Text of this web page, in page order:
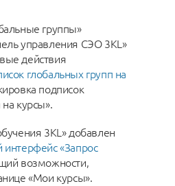
группы»
управления СЭО 3KL»
действия
глобальных групп на
подписок
курсы».
3KL» добавлен
интерфейс «Запрос
возможности,
«Мои курсы».